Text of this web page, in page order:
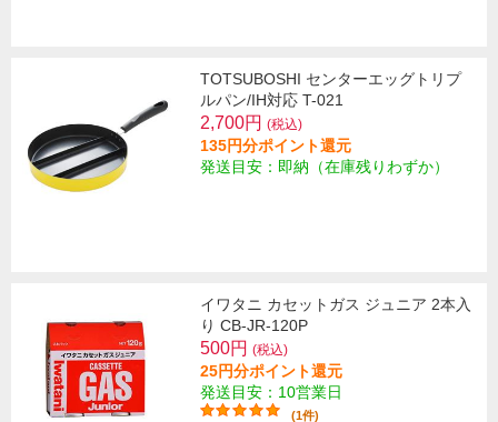
TOTSUBOSHI センターエッグトリプ
ルパン/IH対応 T-021
2,700円 (税込)
135円分ポイント還元
発送目安：即納（在庫残りわずか）
イワタニ カセットガス ジュニア 2本入
り CB-JR-120P
500円 (税込)
25円分ポイント還元
発送目安：10営業日
(1件)